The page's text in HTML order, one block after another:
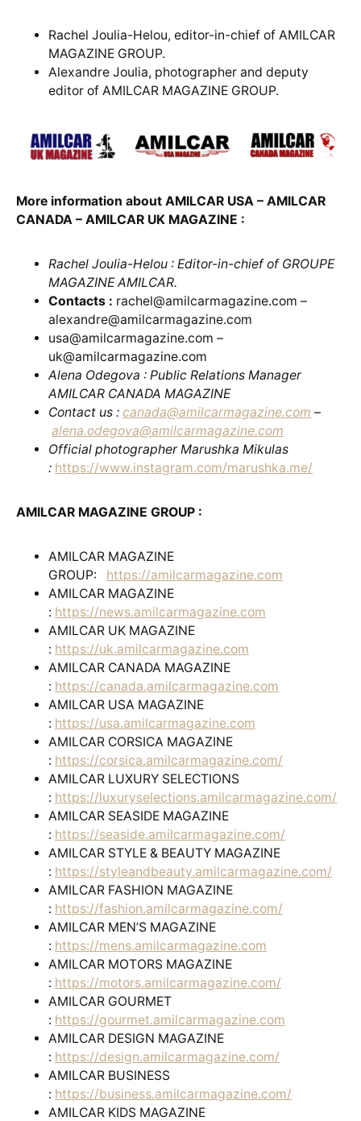
Rachel Joulia-Helou, editor-in-chief of AMILCAR
MAGAZINE GROUP.
Alexandre Joulia, photographer and deputy
editor of AMILCAR MAGAZINE GROUP.
More information about AMILCAR USA – AMILCAR
CANADA – AMILCAR UK MAGAZINE :
Rachel Joulia-Helou : Editor-in-chief of GROUPE
MAGAZINE AMILCAR.
Contacts : rachel@amilcarmagazine.com –
alexandre@amilcarmagazine.com
usa@amilcarmagazine.com –
uk@amilcarmagazine.com
Alena Odegova : Public Relations Manager
AMILCAR CANADA MAGAZINE
Contact us : canada@amilcarmagazine.com –
alena.odegova@amilcarmagazine.com
Official photographer Marushka Mikulas
: https://www.instagram.com/marushka.me/
AMILCAR MAGAZINE GROUP :
AMILCAR MAGAZINE
GROUP: https://amilcarmagazine.com
AMILCAR MAGAZINE
: https://news.amilcarmagazine.com
AMILCAR UK MAGAZINE
: https://uk.amilcarmagazine.com
AMILCAR CANADA MAGAZINE
: https://canada.amilcarmagazine.com
AMILCAR USA MAGAZINE
: https://usa.amilcarmagazine.com
AMILCAR CORSICA MAGAZINE
: https://corsica.amilcarmagazine.com/
AMILCAR LUXURY SELECTIONS
: https://luxuryselections.amilcarmagazine.com/
AMILCAR SEASIDE MAGAZINE
: https://seaside.amilcarmagazine.com/
AMILCAR STYLE & BEAUTY MAGAZINE
: https://styleandbeauty.amilcarmagazine.com/
AMILCAR FASHION MAGAZINE
: https://fashion.amilcarmagazine.com/
AMILCAR MEN’S MAGAZINE
: https://mens.amilcarmagazine.com
AMILCAR MOTORS MAGAZINE
: https://motors.amilcarmagazine.com/
AMILCAR GOURMET
: https://gourmet.amilcarmagazine.com
AMILCAR DESIGN MAGAZINE
: https://design.amilcarmagazine.com/
AMILCAR BUSINESS
: https://business.amilcarmagazine.com/
AMILCAR KIDS MAGAZINE